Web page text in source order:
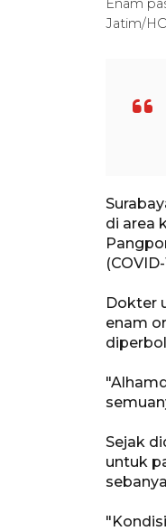
Enam
Jatim/
di area
(COVID-
Dokter
enam
Sejak
untuk